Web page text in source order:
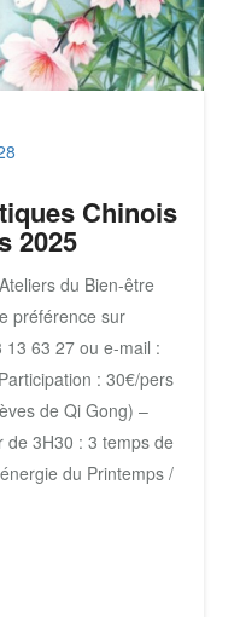
Chinois
2025
du Bien-être
préférence sur
13 63 27 ou e-mail :
: 30€/pers
de Qi Gong) –
3H30 : 3 temps de
du Printemps /